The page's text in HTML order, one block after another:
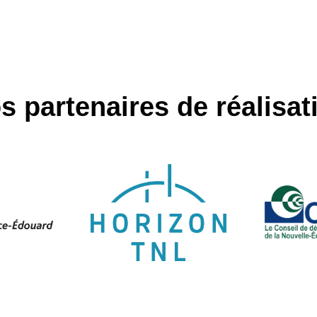
partenaires de